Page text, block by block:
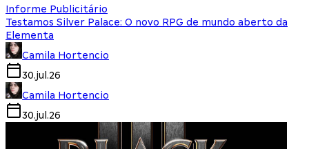
Informe Publicitário
Testamos Silver Palace: O novo RPG de mundo aberto da
Elementa
Camila Hortencio
30.jul.26
Camila Hortencio
30.jul.26